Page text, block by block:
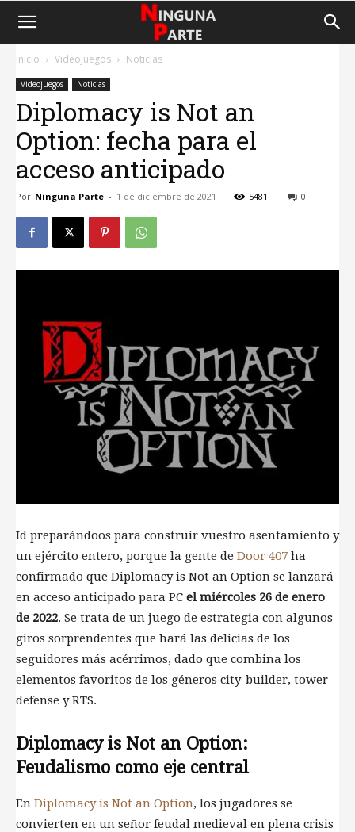
Inicio Videojuegos Noticias
Videojuegos Noticias
Diplomacy is Not an
Option: fecha para el
acceso anticipado
Por Ninguna Parte - 1 de diciembre de 2021 5481 0
Id preparándoos para construir vuestro asentamiento y
un ejército entero, porque la gente de Door 407 ha
confirmado que Diplomacy is Not an Option se lanzará
en acceso anticipado para PC el miércoles 26 de enero
de 2022. Se trata de un juego de estrategia con algunos
giros sorprendentes que hará las delicias de los
seguidores más acérrimos, dado que combina los
elementos favoritos de los géneros city-builder, tower
defense y RTS.
Diplomacy is Not an Option:
Feudalismo como eje central
En Diplomacy is Not an Option, los jugadores se
convierten en un señor feudal medieval en plena crisis